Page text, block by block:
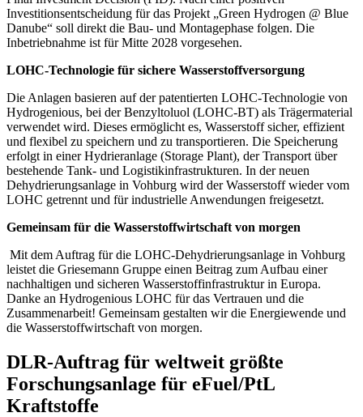
Investitionsentscheidung für das Projekt „Green Hydrogen @ Blue
Danube“ soll direkt die Bau- und Montagephase folgen. Die
Inbetriebnahme ist für Mitte 2028 vorgesehen.
LOHC-Technologie für sichere Wasserstoffversorgung
Die Anlagen basieren auf der patentierten LOHC-Technologie von
Hydrogenious, bei der Benzyltoluol (LOHC-BT) als Trägermaterial
verwendet wird. Dieses ermöglicht es, Wasserstoff sicher, effizient
und flexibel zu speichern und zu transportieren. Die Speicherung
erfolgt in einer Hydrieranlage (Storage Plant), der Transport über
bestehende Tank- und Logistikinfrastrukturen. In der neuen
Dehydrierungsanlage in Vohburg wird der Wasserstoff wieder vom
LOHC getrennt und für industrielle Anwendungen freigesetzt.
Gemeinsam für die Wasserstoffwirtschaft von morgen
Mit dem Auftrag für die LOHC-Dehydrierungsanlage in Vohburg
leistet die Griesemann Gruppe einen Beitrag zum Aufbau einer
nachhaltigen und sicheren Wasserstoffinfrastruktur in Europa.
Danke an Hydrogenious LOHC für das Vertrauen und die
Zusammenarbeit! Gemeinsam gestalten wir die Energiewende und
die Wasserstoffwirtschaft von morgen.
DLR-Auftrag für weltweit größte
Forschungsanlage für eFuel/PtL
Kraftstoffe